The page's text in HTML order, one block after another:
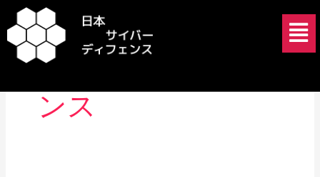
容
を
ッ
メ
ニ
ュ
脅威インテリジェ
ンス